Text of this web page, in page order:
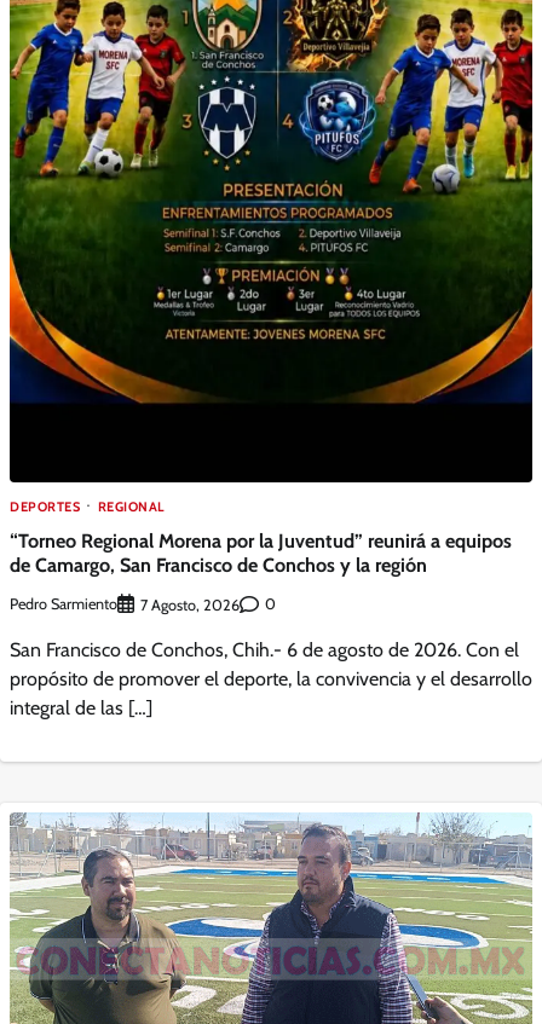
DEPORTES REGIONAL
“Torneo Regional Morena por la Juventud” reunirá a equipos
de Camargo, San Francisco de Conchos y la región
Pedro Sarmiento 7 Agosto, 2026 0
San Francisco de Conchos, Chih.- 6 de agosto de 2026. Con el
propósito de promover el deporte, la convivencia y el desarrollo
integral de las […]